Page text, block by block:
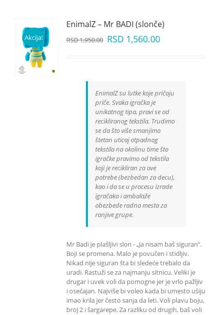
Akcija!
EnimalZ – Mr BADI (slonče)
RSD1,950.00 RSD 1,560.00
EnimalZ su lutke koje pričaju
priče. Svaka igračka je
unikatnog tipa, pravi se od
recikliranog tekstila. Trudimo
se da što više smanjimo
štetan uticaj otpadnog
tekstila na okolinu time što
igračke pravimo od tekstila
koji je recikliran za ove
potrebe (bezbedan za decu),
kao i da se u procesu izrade
igračaka i ambalaže
obezbede radna mesta za
ranjive grupe.
Mr Badi je plašljivi slon - „Ja nisam baš siguran“.
Boji se promena. Malo je povučen i stidljiv.
Nikad nije siguran šta bi sledeće trebalo da
uradi. Rastuži se za najmanju sitnicu. Veliki je
drugar i uvek voli da pomogne jer je vrlo pažljiv
i osećajan. Najviše bi voleo kada bi umesto ušiju
imao krila jer često sanja da leti. Voli plavu boju,
broj 2 i šargarepe. Za razliku od drugih, baš voli